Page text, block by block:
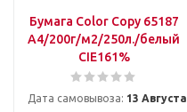
Бумага Color Copy 65187
A4/200г/м2/250л./белый
CIE161%
Дата самовывоза: 13 Августа